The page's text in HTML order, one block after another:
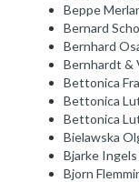
Beppe
Bernard
Bernhard
Bernhardt &
Bettonica
Bettonica
Bettonica
Bielawska
Bjarke
Bjorn